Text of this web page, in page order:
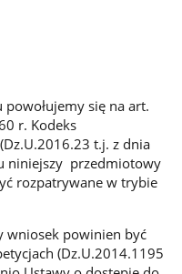
się na art.
r. Kodeks
t.j. z dnia
niniejszy przedmiotowy
rozpatrywane w trybie
wniosek powinien być
(Dz.U.2014.1195